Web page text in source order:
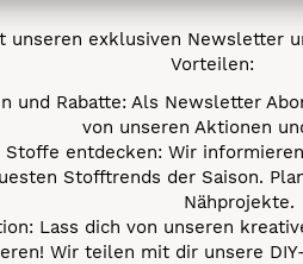
unseren exklusiven Newsletter
Vorteilen:
und Rabatte: Als Newsletter
von unseren Aktionen
Stoffe entdecken: Wir
Stofftrends der Saison.
Nähprojekte.
Lass dich von unseren
Wir teilen mit dir unsere